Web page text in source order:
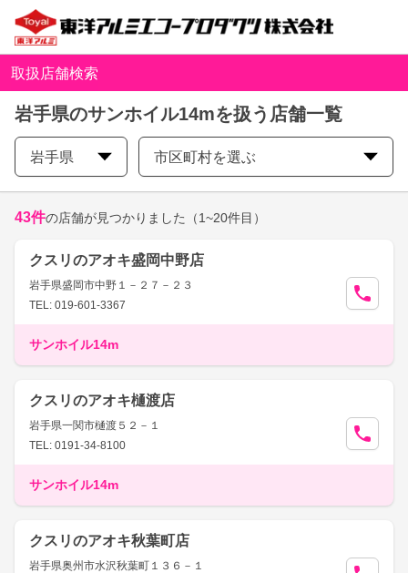
取扱店舗検索
岩手県のサンホイル14mを扱う店舗一覧
岩手県 市区町村を選ぶ
43件の店舗が見つかりました （1~20件目）
クスリのアオキ盛岡中野店
岩手県盛岡市中野１－２７－２３
TEL: 019-601-3367
サンホイル14m
クスリのアオキ樋渡店
岩手県一関市樋渡５２－１
TEL: 0191-34-8100
サンホイル14m
クスリのアオキ秋葉町店
岩手県奥州市水沢秋葉町１３６－１